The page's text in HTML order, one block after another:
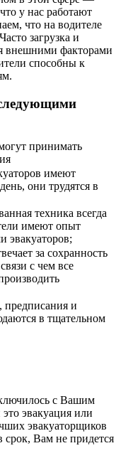
у нас работают
что на водителе
загрузка и
внешними факторами
способны к
принимать
имеют
они трудятся в
техника всегда
имеют опыт
эвакуаторов;
за сохранность
с чем все
предписания и
в тщательном
с Вашим
эвакуация или
эвакуаторщиков
срок, Вам не придется